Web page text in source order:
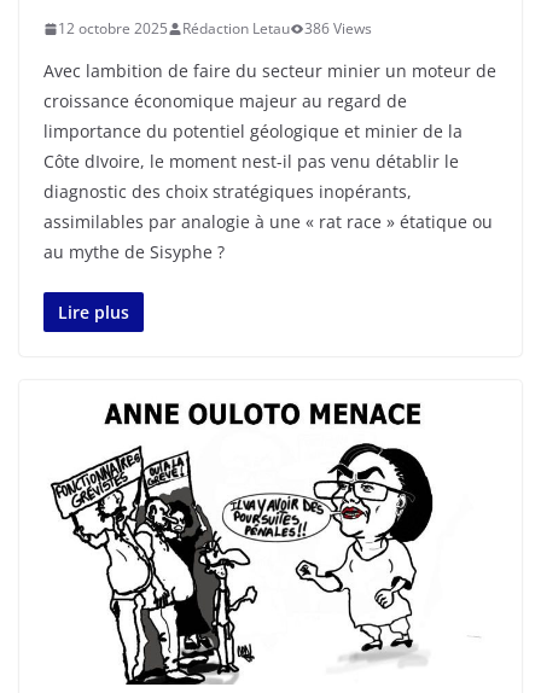
12 octobre 2025 Rédaction Letau 386 Views
Avec lambition de faire du secteur minier un moteur de
croissance économique majeur au regard de
limportance du potentiel géologique et minier de la
Côte dIvoire, le moment nest-il pas venu détablir le
diagnostic des choix stratégiques inopérants,
assimilables par analogie à une « rat race » étatique ou
au mythe de Sisyphe ?
Lire plus